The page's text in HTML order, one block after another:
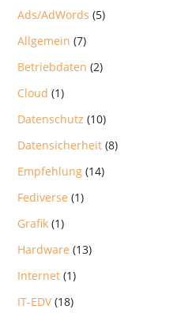
Ads/AdWords (5)
Allgemein (7)
Betriebdaten (2)
Cloud (1)
Datenschutz (10)
Datensicherheit (8)
Empfehlung (14)
Fediverse (1)
Grafik (1)
Hardware (13)
Internet (1)
IT-EDV(18)